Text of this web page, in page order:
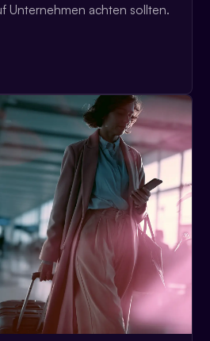
Unternehmen achten sollten.